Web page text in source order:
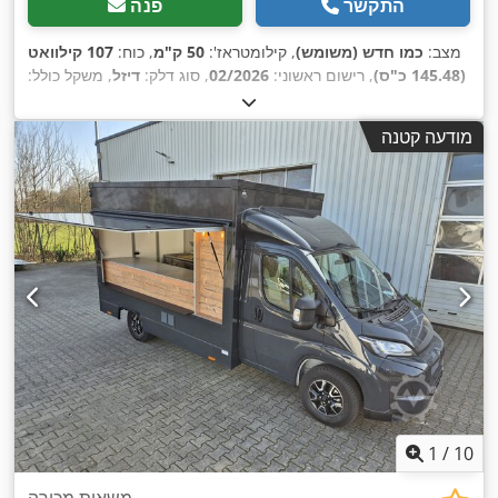
פנה התקשר
מצב: כמו חדש (משומש), קילומטראז': 50 ק"מ , כוח:
107 קילוואט
(145.48 כ"ס)
, רישום ראשוני: 02/2026, סוג דלק: דיזל, משקל כולל:
, אורך אזור הטעינה:
2,200 מ"מ
, גובה תא המטען:2,300 מ"מ , ציוד:מערכת בלימה
מודעה קטנה
1 / 10